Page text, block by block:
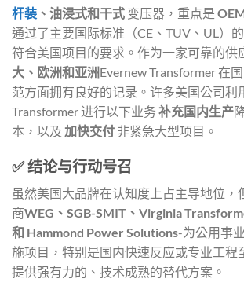
杆装 、油浸式和干式 变压器，重点是
通过了主要国际标准（CE、TUV、UL）
符合美国项目的要求。作为一家可靠的供
大、欧洲和亚洲Evernew Transformer 在
范方面拥有良好的记录。许多美国公司利
Transformer 进行以下业务 补充国内生产
本，以及 加快交付 非紧急大型项目。
✅ 结论与行动号召
虽然美国大品牌在认知度上占主导地位，
商WEG、SGB-SMIT、Virginia
和 Hammond Power Solutions-为公用事
施项目，特别是国内快速反应或专业工程
提供强有力的、技术成熟的替代方案。